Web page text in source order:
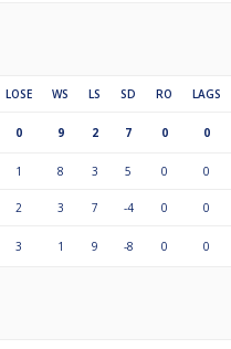
LOSE WS LS SD RO LAGS
0 9 2 7 0 0
1 8 3 5 0 0
2 3 7 -4 0 0
3 1 9 -8 0 0